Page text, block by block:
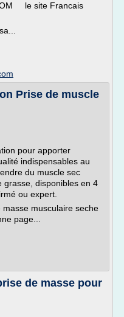
le site Francais
Prise de muscle
pour apporter
indispensables au
du muscle sec
grasse, disponibles en 4
ou expert.
musculaire seche
page...
de masse pour